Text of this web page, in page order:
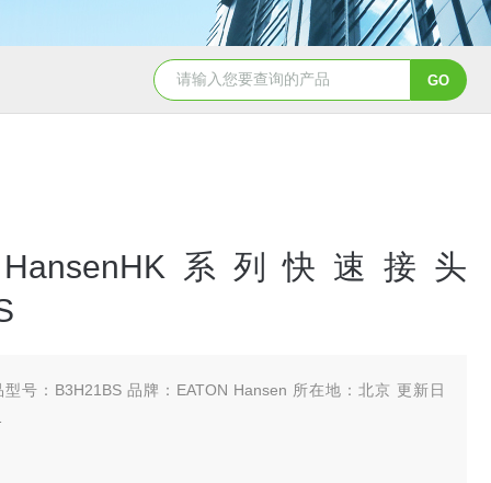
5347信德迈代理Parker 45度绝缘防水接头 5353信
HansenHK系列快速接头
型号：B3H21BS 品牌：EATON Hansen 所在地：北京 更新日